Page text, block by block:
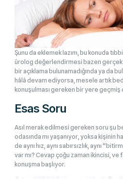
Şunu da eklemek lazım, bu konuda
ürolog değerlendirmesi bazen
bir açıklama bulunamadığında ya da
hâlâ devam ediyorsa, mesele artık
konuşulması gereken bir yere geçmiş
Esas Soru
Asıl merak edilmesi gereken soru şu
odasında mı yaşanıyor, yoksa kişinin
de aynı hız, aynı sabırsızlık, aynı
var mı? Cevap çoğu zaman ikincisi,
konuşma başlıyor.